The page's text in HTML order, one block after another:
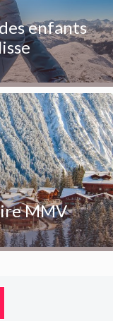
enfants
MMV